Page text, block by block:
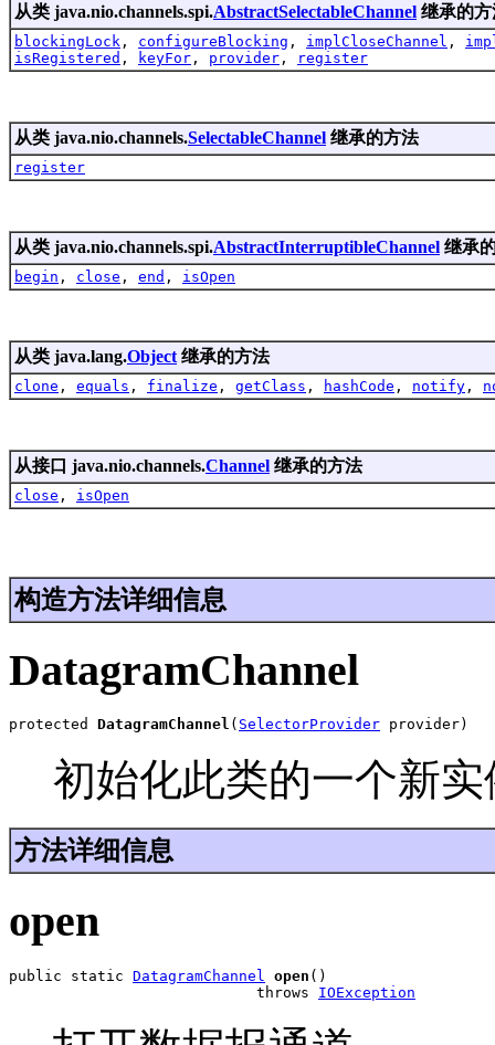
从类 java.nio.channels.spi.AbstractSelectableChannel 继承的方
blockingLock , configureBlocking , implCloseChannel ,
isRegistered , keyFor , provider , register
从类 java.nio.channels.SelectableChannel 继承的方法
register
从类 java.nio.channels.spi.AbstractInterruptibleChannel 继承
begin , close , end , isOpen
从类 java.lang.Object 继承的方法
clone , equals , finalize , getClass , hashCode , notify ,
从接口 java.nio.channels.Channel 继承的方法
close , isOpen
构造方法详细信息
DatagramChannel
protected DatagramChannel ( SelectorProvider provider)
初始化此类的一个新实
方法详细信息
open
public static DatagramChannel open ()
                            throws
IOException